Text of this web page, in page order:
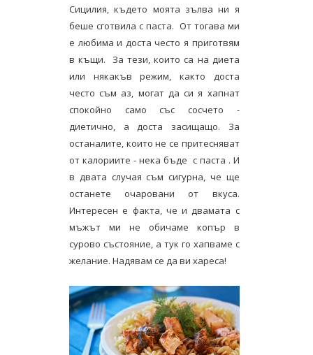
Сицилия, където моята зълва ни я
беше сготвила с паста. От тогава ми
е любима и доста често я приготвям
в къщи. За тези, които са на диета
или някакъв режим, както доста
често съм аз, могат да си я хапнат
спокойно само със сосчето -
диетично, а доста засищащо. За
останалите, които не се притесняват
от калориите - нека бъде с паста . И
в двата случая съм сигурна, че ще
останете очаровани от вкуса.
Интересен е факта, че и двамата с
мъжът ми не обичаме копър в
сурово състояние, а тук го хапваме с
желание. Надявам се да ви хареса!